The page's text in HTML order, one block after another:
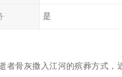
是
者骨灰撒入江河的殡葬方式，